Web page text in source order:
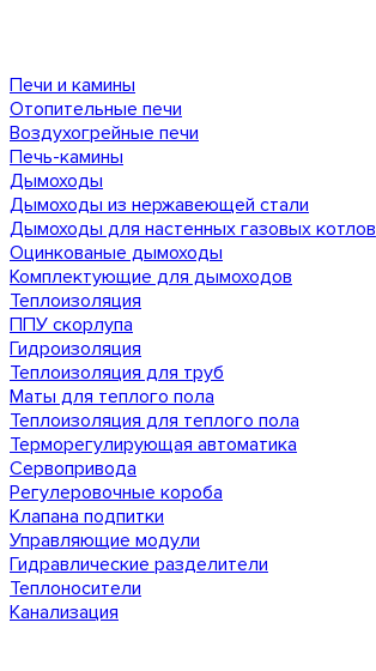
Печи и камины
Отопительные печи
Воздухогрейные печи
Печь-камины
Дымоходы
Дымоходы из нержавеющей стали
Дымоходы для настенных газовых котлов
Оцинкованые дымоходы
Комплектующие для дымоходов
Теплоизоляция
ППУ скорлупа
Гидроизоляция
Теплоизоляция для труб
Маты для теплого пола
Теплоизоляция для теплого пола
Терморегулирующая автоматика
Сервопривода
Регулеровочные короба
Клапана подпитки
Управляющие модули
Гидравлические разделители
Теплоносители
Канализация